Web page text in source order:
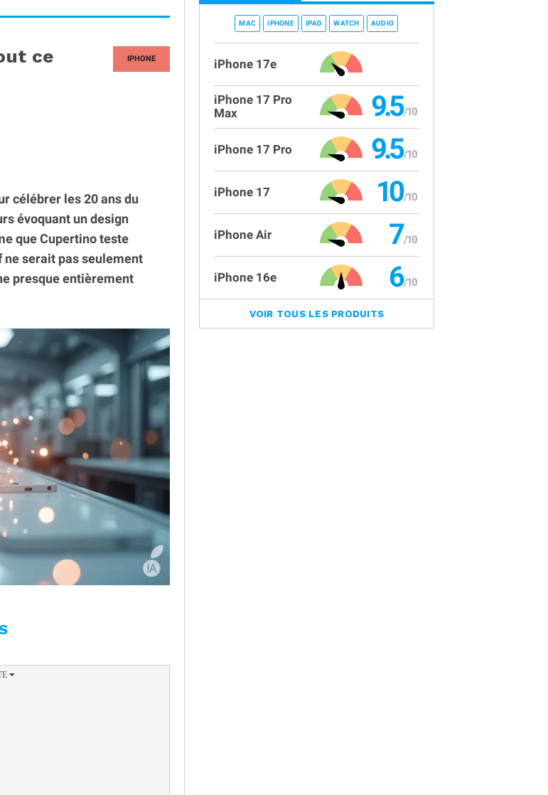
IPHONE
ce
célébrer les 20 ans du
évoquant un design
que Cupertino teste
ne serait pas seulement
presque entièrement
MAC IPHONE IPAD WATCH AUDIO
iPhone 17e
iPhone 17 Pro
Max
9.5
iPhone 17 Pro 9.5
iPhone 17 10
iPhone Air 7
iPhone 16e 6
VOIR TOUS LES PRODUITS